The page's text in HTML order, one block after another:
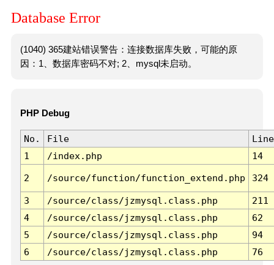
Database Error
(1040) 365建站错误警告：连接数据库失败，可能的原
因：1、数据库密码不对; 2、mysql未启动。
PHP Debug
No. File
Line
1
/index.php 14
2 /source/function/function_extend.php 324
3 /source/class/jzmysql.class.php
211
4
/source/class/jzmysql.class.php
62
5
/source/class/jzmysql.class.php
94
6
/source/class/jzmysql.class.php 76